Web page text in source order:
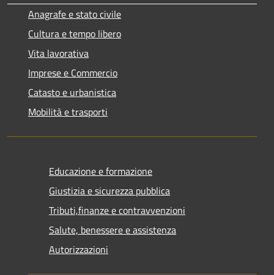
Anagrafe e stato civile
Cultura e tempo libero
Vita lavorativa
Imprese e Commercio
Catasto e urbanistica
Mobilità e trasporti
Educazione e formazione
Giustizia e sicurezza pubblica
Tributi,finanze e contravvenzioni
Salute, benessere e assistenza
Autorizzazioni